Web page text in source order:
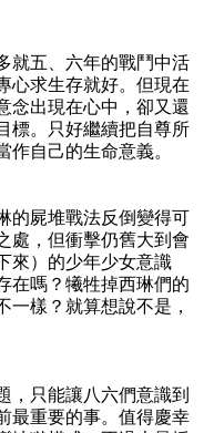
就五、六年的戰鬥中活
心求生存就好。但現在
念出現在心中，卻又還
標。只好繼續把自尊所
作自己的生命意義。
的屍堆戰法反倒變得可
處，但衝擊仍舊大到會
來）的少年少女意識
在嗎？犧牲掉西琳們的
一樣？就算想說不是，
，只能讓八六們意識到
最重要的事。值得慶幸